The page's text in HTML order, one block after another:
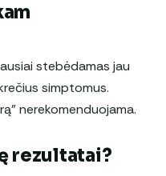
stebėdamas jau
simptomus.
nerekomenduojama.
rezultatai?